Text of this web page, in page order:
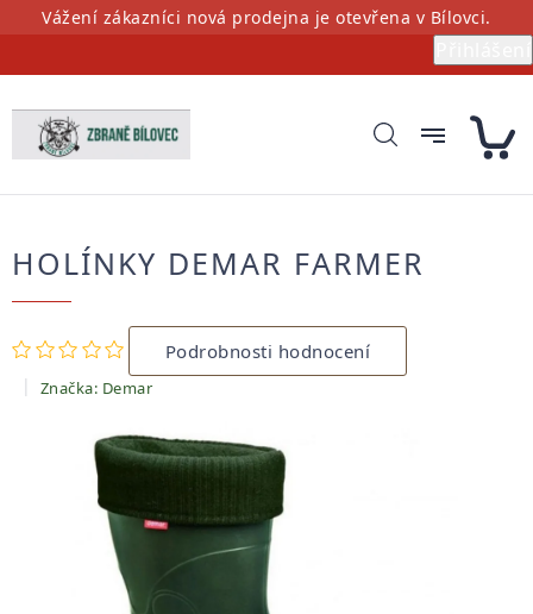
PřejítVážení zákazníci nová prodejna je otevřena v Bílovci.
HOLÍNKY DEMAR FARMER
Průměrné
hodnocení
produktu
je
z
5
Podrobnosti hodnocení
Značka: Demar